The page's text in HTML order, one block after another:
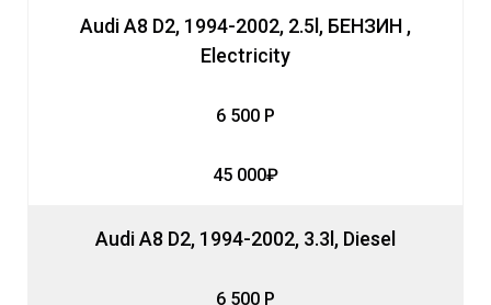
Audi A8 D2, 1994-2002, 2.5l, БЕНЗИН ,
Electricity
6 500 Р
45 000₽
Audi A8 D2, 1994-2002, 3.3l, Diesel
6 500 Р